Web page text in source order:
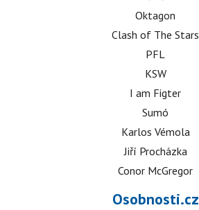
Oktagon
Clash of The Stars
PFL
KSW
I am Figter
Sumó
Karlos Vémola
Jiří Procházka
Conor McGregor
Osobnosti.cz